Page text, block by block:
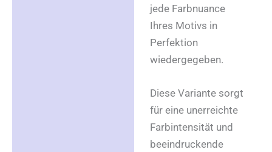
jede Farbnuance
Ihres Motivs in
Perfektion
wiedergegeben.
Diese Variante sorgt
für eine unerreichte
Farbintensität und
beeindruckende